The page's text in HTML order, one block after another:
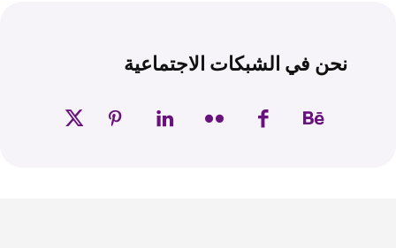
نحن في الشبكات الاجتماعية